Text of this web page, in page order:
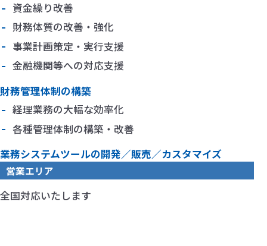
資金繰り改善
財務体質の改善・強化
事業計画策定・実行支援
金融機関等への対応支援
財務管理体制の構築
経理業務の大幅な効率化
各種管理体制の構築・改善
業務システムツールの開発／販売／カスタマイズ
営業エリア
全国対応いたします